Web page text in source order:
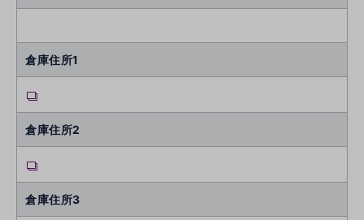
倉庫住所1
倉庫住所2
倉庫住所3